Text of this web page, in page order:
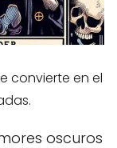
convierte en el
oscuros